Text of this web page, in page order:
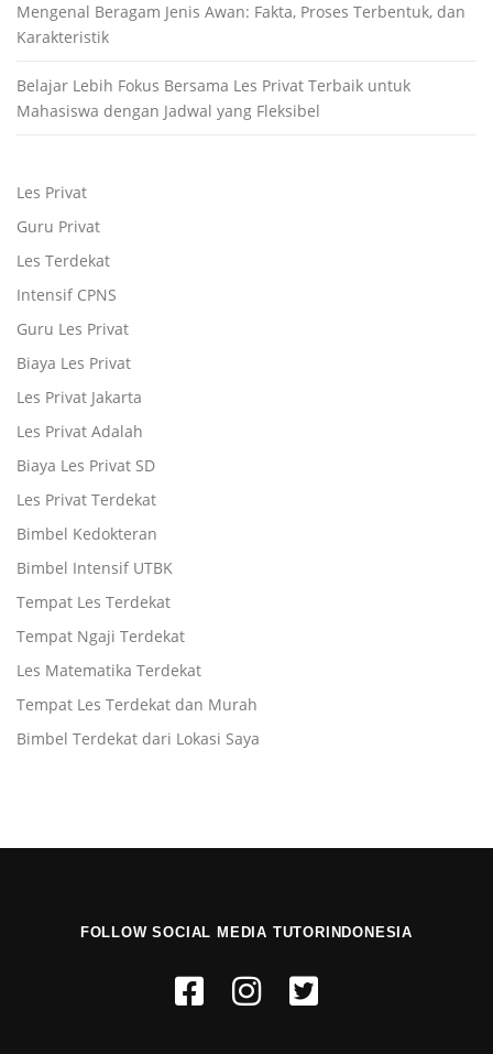
Mengenal Beragam Jenis Awan: Fakta, Proses Terbentuk, dan
Karakteristik
Belajar Lebih Fokus Bersama Les Privat Terbaik untuk
Mahasiswa dengan Jadwal yang Fleksibel
Les Privat
Guru Privat
Les Terdekat
Intensif CPNS
Guru Les Privat
Biaya Les Privat
Les Privat Jakarta
Les Privat Adalah
Biaya Les Privat SD
Les Privat Terdekat
Bimbel Kedokteran
Bimbel Intensif UTBK
Tempat Les Terdekat
Tempat Ngaji Terdekat
Les Matematika Terdekat
Tempat Les Terdekat dan Murah
Bimbel Terdekat dari Lokasi Saya
FOLLOW SOCIAL MEDIA TUTORINDONESIA